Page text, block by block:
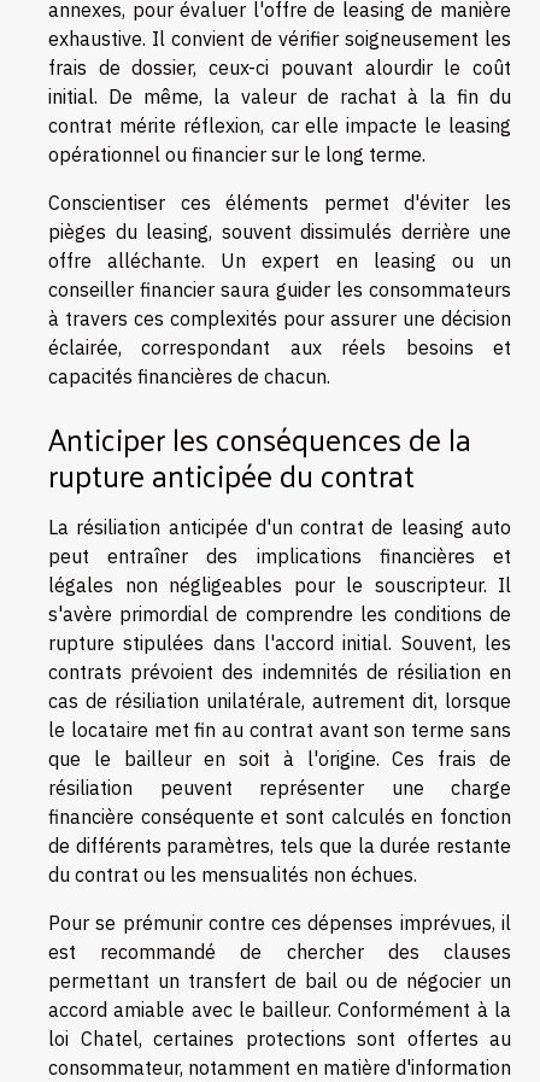
annexes, pour évaluer l'offre de leasing de manière
exhaustive. Il convient de vérifier soigneusement les
frais de dossier, ceux-ci pouvant alourdir le coût
initial. De même, la valeur de rachat à la fin du
contrat mérite réflexion, car elle impacte le leasing
opérationnel ou financier sur le long terme.
Conscientiser ces éléments permet d'éviter les
pièges du leasing, souvent dissimulés derrière une
offre alléchante. Un expert en leasing ou un
conseiller financier saura guider les consommateurs
à travers ces complexités pour assurer une décision
éclairée, correspondant aux réels besoins et
capacités financières de chacun.
Anticiper les conséquences de la
rupture anticipée du contrat
La résiliation anticipée d'un contrat de leasing auto
peut entraîner des implications financières et
légales non négligeables pour le souscripteur. Il
s'avère primordial de comprendre les conditions de
rupture stipulées dans l'accord initial. Souvent, les
contrats prévoient des indemnités de résiliation en
cas de résiliation unilatérale, autrement dit, lorsque
le locataire met fin au contrat avant son terme sans
que le bailleur en soit à l'origine. Ces frais de
résiliation peuvent représenter une charge
financière conséquente et sont calculés en fonction
de différents paramètres, tels que la durée restante
du contrat ou les mensualités non échues.
Pour se prémunir contre ces dépenses imprévues, il
est recommandé de chercher des clauses
permettant un transfert de bail ou de négocier un
accord amiable avec le bailleur. Conformément à la
loi Chatel, certaines protections sont offertes au
consommateur, notamment en matière d'information